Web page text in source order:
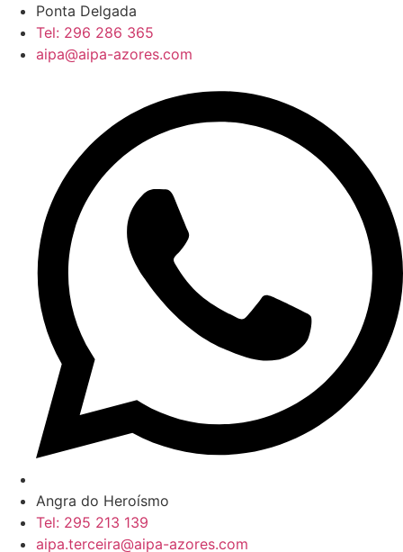
Pular
para
Ponta Delgada
Tel: 296 286 365
aipa@aipa-azores.com
Angra do Heroísmo
Tel: 295 213 139
aipa.terceira@aipa-azores.com